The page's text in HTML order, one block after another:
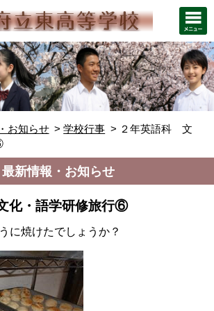
お知らせ 学校行事
２年英語科 文
最新情報・お知らせ
化・語学研修旅行⑥
に焼けたでしょうか？